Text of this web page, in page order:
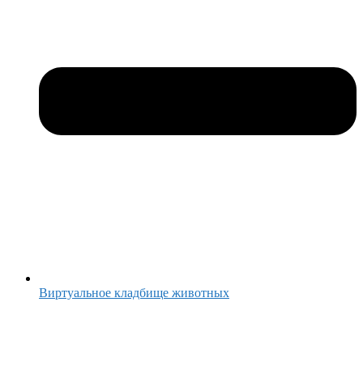
Виртуальное кладбище животных